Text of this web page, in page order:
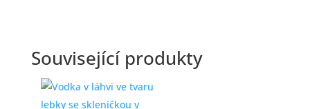
Související produkty